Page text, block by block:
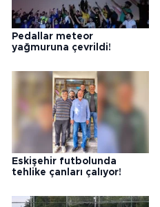
Pedallar meteor
yağmuruna çevrildi!
Eskişehir futbolunda
tehlike çanları çalıyor!